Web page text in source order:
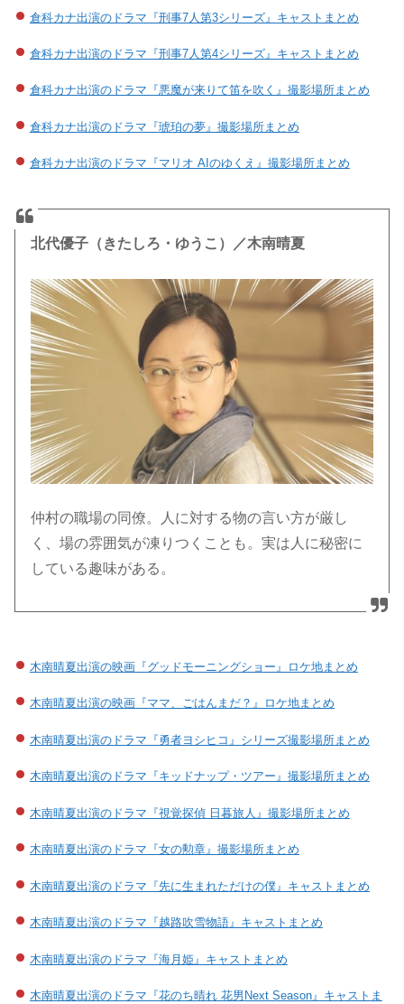
倉科カナ出演のドラマ『刑事7人第3シリーズ』キャストまとめ
倉科カナ出演のドラマ『刑事7人第4シリーズ』キャストまとめ
倉科カナ出演のドラマ『悪魔が来りて笛を吹く』撮影場所まとめ
倉科カナ出演のドラマ『琥珀の夢』撮影場所まとめ
倉科カナ出演のドラマ『マリオ AIのゆくえ』撮影場所まとめ
北代優子（きたしろ・ゆうこ）／木南晴夏
仲村の職場の同僚。人に対する物の言い方が厳し
く、場の雰囲気が凍りつくことも。実は人に秘密に
している趣味がある。
木南晴夏出演の映画『グッドモーニングショー』ロケ地まとめ
木南晴夏出演の映画『ママ、ごはんまだ？』ロケ地まとめ
木南晴夏出演のドラマ『勇者ヨシヒコ』シリーズ撮影場所まとめ
木南晴夏出演のドラマ『キッドナップ・ツアー』撮影場所まとめ
木南晴夏出演のドラマ『視覚探偵 日暮旅人』撮影場所まとめ
木南晴夏出演のドラマ『女の勲章』撮影場所まとめ
木南晴夏出演のドラマ『先に生まれただけの僕』キャストまとめ
木南晴夏出演のドラマ『越路吹雪物語』キャストまとめ
木南晴夏出演のドラマ『海月姫』キャストまとめ
木南晴夏出演のドラマ『花のち晴れ 花男Next Season』キャストま